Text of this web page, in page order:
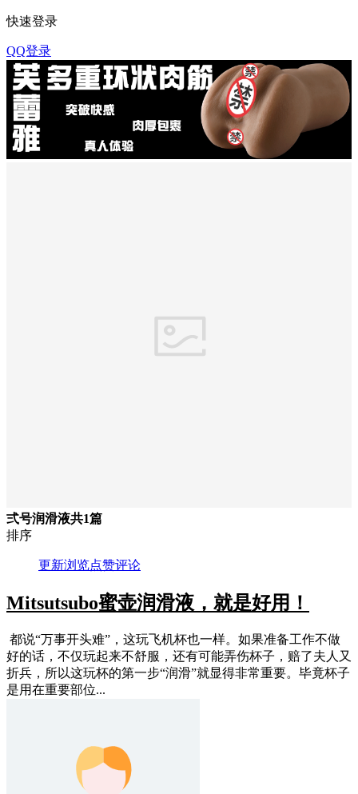
快速登录
QQ登录
弍号润滑液共1篇
排序
更新浏览点赞评论
Mitsutsubo蜜壶润滑液，就是好用！
都说“万事开头难”，这玩飞机杯也一样。如果准备工作不做
好的话，不仅玩起来不舒服，还有可能弄伤杯子，赔了夫人又
折兵，所以这玩杯的第一步“润滑”就显得非常重要。毕竟杯子
是用在重要部位...